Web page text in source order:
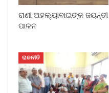
ରାଣୀ ଅହଲ୍ୟାବାଇଙ୍କ ଜୟନ୍ତୀ
ପାଳନ
ରାଜନୀତି